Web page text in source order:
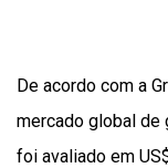
De acordo com a
mercado global de
foi avaliado em